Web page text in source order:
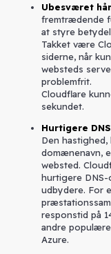
Ubesværet
fremtrædende
at styre
Takket være
siderne, når
websteds
problemfrit.
Cloudflare
sekundet.
Hurtigere
Den
domænenavn,
websted.
hurtigere DNS-
udbydere. For
responstid på
andre
Azure.